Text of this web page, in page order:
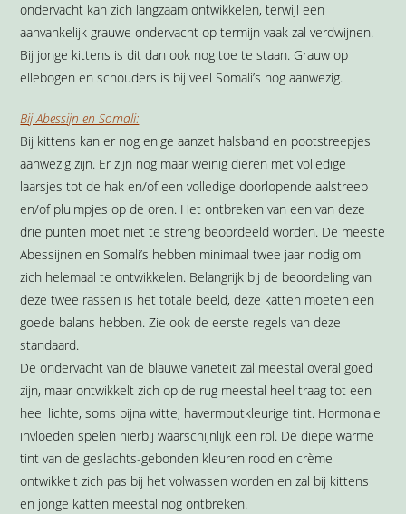
ondervacht kan zich langzaam ontwikkelen, terwijl een
aanvankelijk grauwe ondervacht op termijn vaak zal verdwijnen.
Bij jonge kittens is dit dan ook nog toe te staan. Grauw op
ellebogen en schouders is bij veel Somali’s nog aanwezig.
Bij Abessijn en Somali:
Bij kittens kan er nog enige aanzet halsband en pootstreepjes
aanwezig zijn. Er zijn nog maar weinig dieren met volledige
laarsjes tot de hak en/of een volledige doorlopende aalstreep
en/of pluimpjes op de oren. Het ontbreken van een van deze
drie punten moet niet te streng beoordeeld worden. De meeste
Abessijnen en Somali’s hebben minimaal twee jaar nodig om
zich helemaal te ontwikkelen. Belangrijk bij de beoordeling van
deze twee rassen is het totale beeld, deze katten moeten een
goede balans hebben. Zie ook de eerste regels van deze
standaard.
De ondervacht van de blauwe variëteit zal meestal overal goed
zijn, maar ontwikkelt zich op de rug meestal heel traag tot een
heel lichte, soms bijna witte, havermoutkleurige tint. Hormonale
invloeden spelen hierbij waarschijnlijk een rol. De diepe warme
tint van de geslachts-gebonden kleuren rood en crème
ontwikkelt zich pas bij het volwassen worden en zal bij kittens
en jonge katten meestal nog ontbreken.